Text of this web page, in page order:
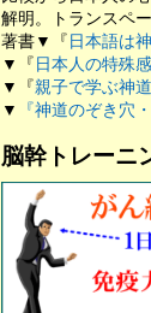
解明。トランスペ
著書▼『日本語は
▼『日本人の特殊
▼『親子で学ぶ神
▼
『神道のぞき穴
脳幹トレーニ